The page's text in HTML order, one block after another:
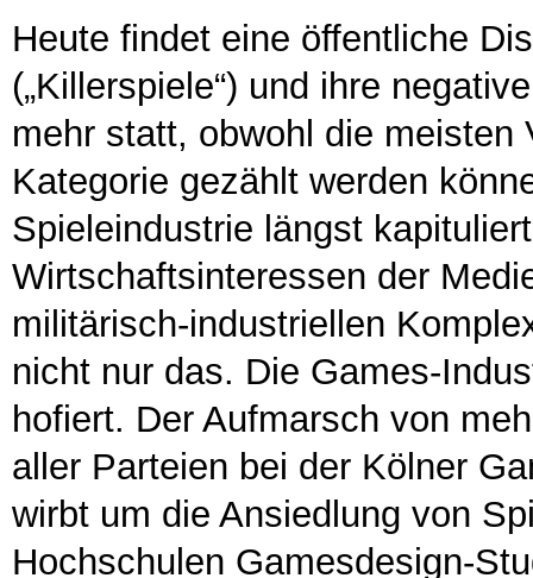
Heute findet eine öffentliche
(„Killerspiele“) und ihre
mehr statt, obwohl die meisten
Kategorie gezählt werden
Spieleindustrie längst
Wirtschaftsinteressen der
militärisch-industriellen
nicht nur das. Die Games-
hofiert. Der Aufmarsch von
aller Parteien bei der Kölner
wirbt um die Ansiedlung von
Hochschulen Gamesdesign-